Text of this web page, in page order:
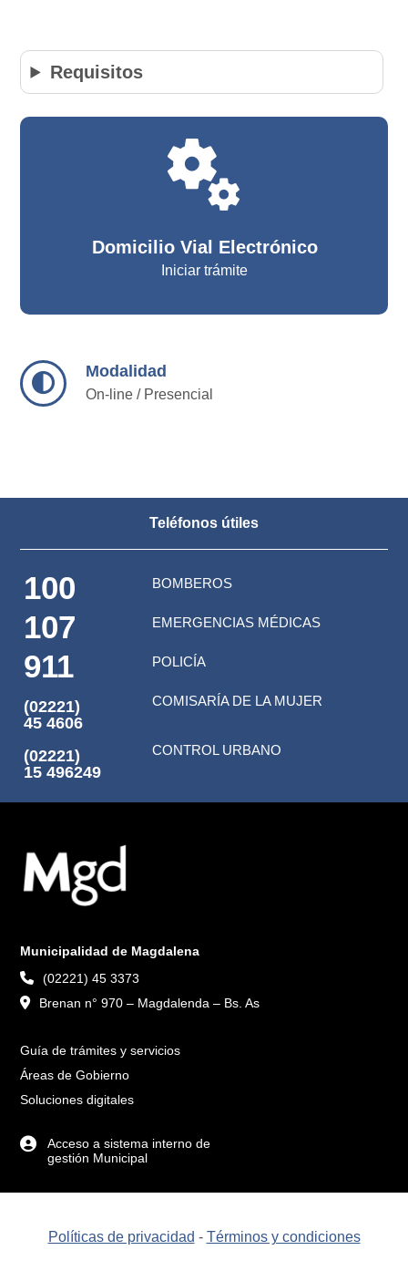
Requisitos
miscellaneous_services
Domicilio Vial Electrónico
Iniciar trámite
Modalidad
On-line / Presencial
Teléfonos útiles
100 BOMBEROS
107 EMERGENCIAS MÉDICAS
911 POLICÍA
(02221)
45 4606
COMISARÍA DE LA MUJER
(02221)
15 496249
CONTROL URBANO
Municipalidad de Magdalena
(02221) 45 3373
Brenan n° 970 – Magdalenda – Bs. As
Guía de trámites y servicios
Áreas de Gobierno
Soluciones digitales
Acceso a sistema interno de
gestión Municipal
Políticas de privacidad - Términos y condiciones